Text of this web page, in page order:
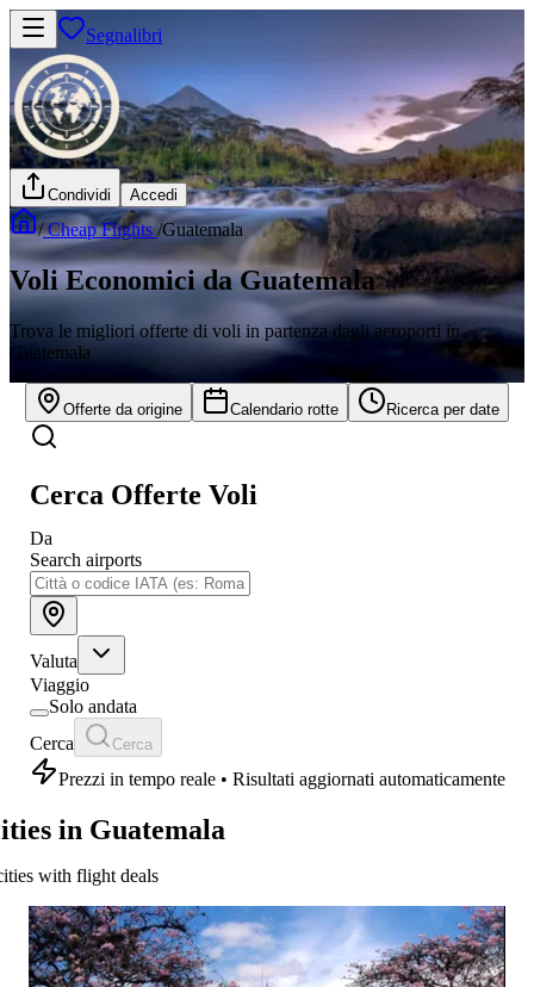
Segnalibri
Condividi Accedi
/Cheap Flights/Guatemala
Voli Economici da Guatemala
Trova le migliori offerte di voli in partenza dagli aeroporti in
Guatemala
Offerte da origine Calendario rotte Ricerca per date
Cerca Offerte Voli
Da
Search airports
Valuta
Viaggio
Solo andata
Cerca
Cerca
Prezzi in tempo reale • Risultati aggiornati automaticamente
in Guatemala
with flight deals